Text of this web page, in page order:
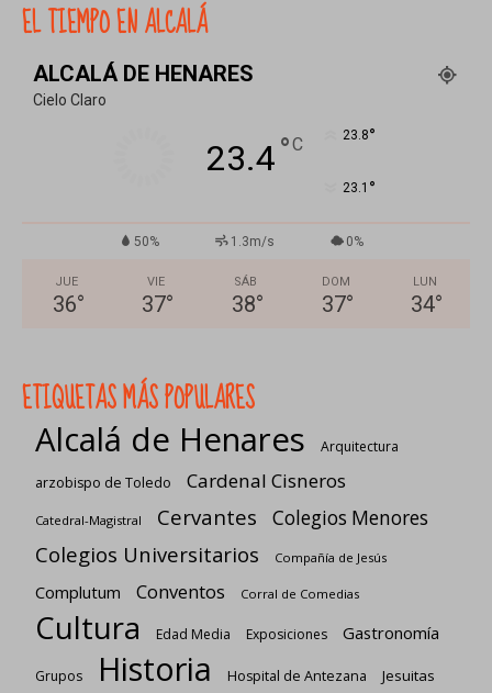
EL TIEMPO EN ALCALÁ
ALCALÁ DE HENARES
Cielo Claro
23.4°C 23.8°
23.1 °
50% 1.3m/s 0%
JUE
36°
VIE
37°
SÁB
38°
DOM
37°
LUN
34°
ETIQUETAS MÁS POPULARES
Alcalá de Henares
Arquitectura
arzobispo de Toledo
Cardenal Cisneros
Catedral-Magistral Cervantes Colegios Menores
Colegios Universitarios Compañía de Jesús
Complutum Conventos Corral de Comedias
Cultura Edad Media Exposiciones Gastronomía
Grupos Historia Hospital de Antezana Jesuitas